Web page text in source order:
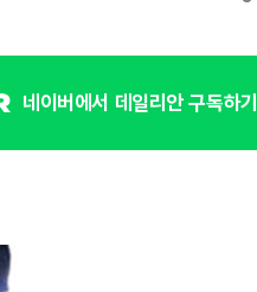
네이버에서 데일리안 구독하기